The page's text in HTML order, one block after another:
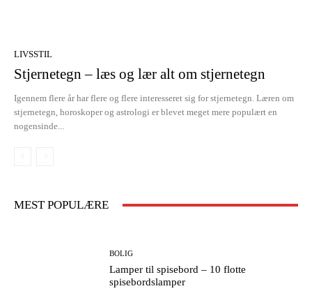
LIVSSTIL
Stjernetegn – læs og lær alt om stjernetegn
Igennem flere år har flere og flere interesseret sig for stjernetegn. Læren om
stjernetegn, horoskoper og astrologi er blevet meget mere populært en
nogensinde...
MEST POPULÆRE
BOLIG
Lamper til spisebord – 10 flotte
spisebordslamper